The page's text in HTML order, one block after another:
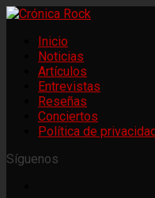
Inicio
Noticias
Artículos
Entrevistas
Reseñas
Conciertos
Política de
Síguenos